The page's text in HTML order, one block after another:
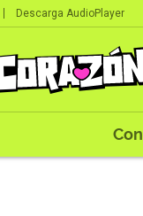
Descarga AudioPlayer